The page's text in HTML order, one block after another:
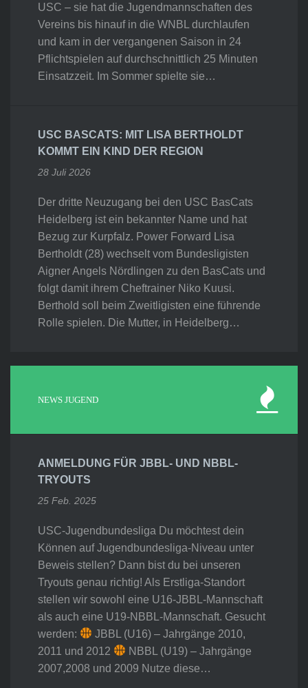
USC – sie hat die Jugendmannschaften des
Vereins bis hinauf in die WNBL durchlaufen
und kam in der vergangenen Saison in 24
Pflichtspielen auf durchschnittlich 25 Minuten
Einsatzzeit. Im Sommer spielte sie…
USC BASCATS: MIT LISA BERTHOLDT
KOMMT EIN KIND DER REGION
28 Juli 2026
Der dritte Neuzugang bei den USC BasCats
Heidelberg ist ein bekannter Name und hat
Bezug zur Kurpfalz. Power Forward Lisa
Bertholdt (28) wechselt vom Bundesligisten
Aigner Angels Nördlingen zu den BasCats und
folgt damit ihrem Cheftrainer Niko Kuusi.
Berthold soll beim Zweitligisten eine führende
Rolle spielen. Die Mutter, in Heidelberg…
NEWS JUGEND
ANMELDUNG FÜR JBBL- UND NBBL-
TRYOUTS
25 Feb. 2025
USC-Jugendbundesliga Du möchtest dein
Können auf Jugendbundesliga-Niveau unter
Beweis stellen? Dann bist du bei unseren
Tryouts genau richtig! Als Erstliga-Standort
stellen wir sowohl eine U16-JBBL-Mannschaft
als auch eine U19-NBBL-Mannschaft. Gesucht
werden:
JBBL (U16) – Jahrgänge 2010,
2011 und 2012
NBBL (U19) – Jahrgänge
2007,2008 und 2009 Nutze diese…